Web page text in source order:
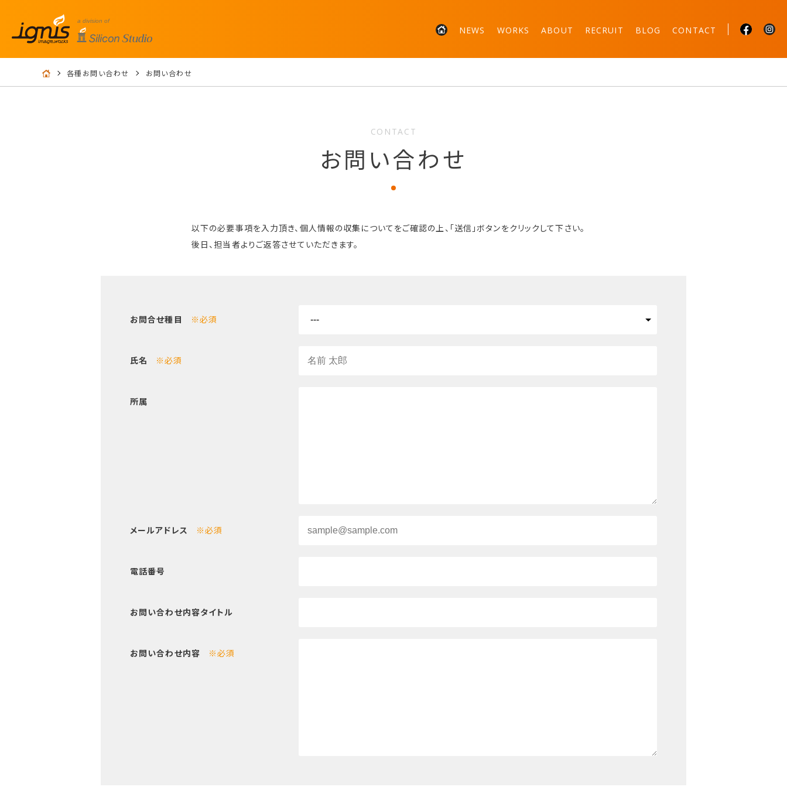
NEWS WORKS ABOUT RECRUIT BLOG CONTACT
各種お問い合わせ お問い合わせ
CONTACT
お問い合わせ
以下の必要事項を入力頂き、個人情報の収集についてをご確認の上、「送信」ボタンをクリックして下さい。
後日、担当者よりご返答させていただきます。
お問合せ種目 ※必須
氏名 ※必須
所属
メールアドレス ※必須
電話番号
お問い合わせ内容タイトル
お問い合わせ内容 ※必須